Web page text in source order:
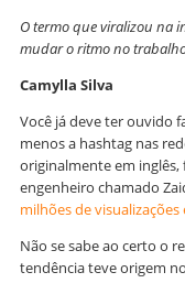
O termo que viralizou na
mudar o ritmo no
Camylla Silva
Você já deve ter ouvido
menos a hashtag nas
originalmente em
engenheiro chamado
milhões de visualizações
Não se sabe ao certo o
tendência teve origem